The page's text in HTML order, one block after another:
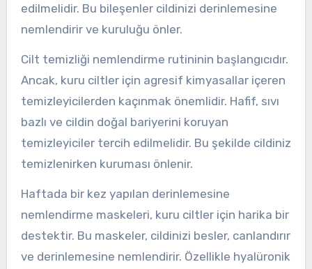
edilmelidir. Bu bileşenler cildinizi derinlemesine
nemlendirir ve kuruluğu önler.
Cilt temizliği nemlendirme rutininin başlangıcıdır.
Ancak, kuru ciltler için agresif kimyasallar içeren
temizleyicilerden kaçınmak önemlidir. Hafif, sıvı
bazlı ve cildin doğal bariyerini koruyan
temizleyiciler tercih edilmelidir. Bu şekilde cildiniz
temizlenirken kuruması önlenir.
Haftada bir kez yapılan derinlemesine
nemlendirme maskeleri, kuru ciltler için harika bir
destektir. Bu maskeler, cildinizi besler, canlandırır
ve derinlemesine nemlendirir. Özellikle hyalüronik